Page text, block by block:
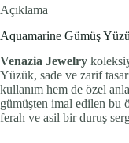
Açıklama
Aquamarine Gümüş
Venazia Jewelry
Yüzük, sade ve zarif
kullanım hem de özel
gümüşten imal edilen bu
ferah ve asil bir duruş